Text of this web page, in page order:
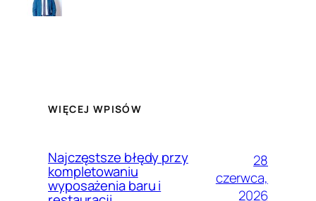
WIĘCEJ WPISÓW
Najczęstsze błędy przy
kompletowaniu
wyposażenia baru i
28
czerwca,
2026